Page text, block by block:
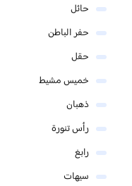
حائل
حفر الباطن
حقل
خميس مشيط
ذهبان
رأس تنورة
رابغ
سيهات